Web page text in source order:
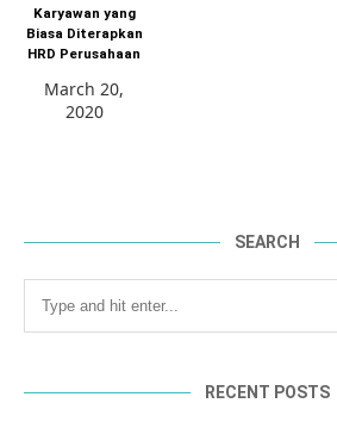
Karyawan yang
Biasa Diterapkan
HRD Perusahaan
March 20,
2020
SEARCH
RECENT POSTS